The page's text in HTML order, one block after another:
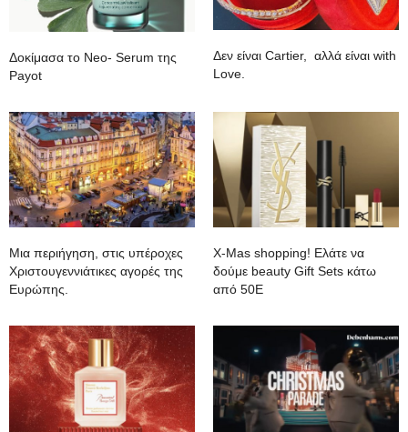
Δοκίμασα το Neo- Serum της
Payot
Δεν είναι Cartier, αλλά είναι with
Love.
Mια περιήγηση, στις υπέροχες
Χριστουγεννιάτικες αγορές της
Ευρώπης.
Χ-Mas shopping! Ελάτε να
δούμε beauty Gift Sets κάτω
από 50Ε